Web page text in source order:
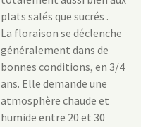
plats salés que sucrés .
La floraison se déclenche
généralement dans de
bonnes conditions, en 3/4
ans. Elle demande une
atmosphère chaude et
humide entre 20 et 30